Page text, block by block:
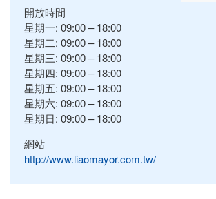
開放時間
星期一: 09:00 – 18:00
星期二: 09:00 – 18:00
星期三: 09:00 – 18:00
星期四: 09:00 – 18:00
星期五: 09:00 – 18:00
星期六: 09:00 – 18:00
星期日: 09:00 – 18:00
網站
http://www.liaomayor.com.tw/